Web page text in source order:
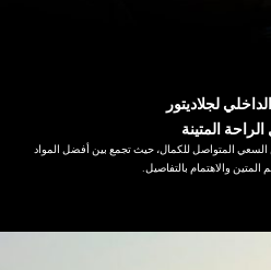
لجلاديتور
المتينة
السعي المتواصل للكمال، حيث تجمع بين أفضل المواد
المتين والاهتمام بالتفاصيل.